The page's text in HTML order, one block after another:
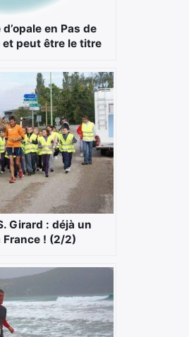
en Pas de
et peut être le titre
Girard : déjà un
France ! (2/2)